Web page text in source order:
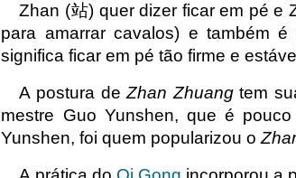
Zhan (站) quer dizer ficar em pé e
para amarrar cavalos) e também
significa ficar em pé tão firme e
A postura deZhan Zhuangtem
mestre Guo Yunshen, que é
Yunshen, foi quem popularizou o